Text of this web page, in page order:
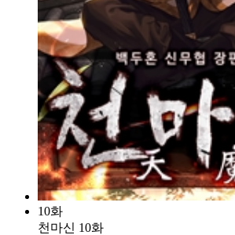
10화
천마신 10화